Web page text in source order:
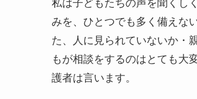
私は子どもたちの声を聞くし
みを、ひとつでも多く備えな
た、人に見られていないか・
もが相談をするのはとても大
護者は言います。